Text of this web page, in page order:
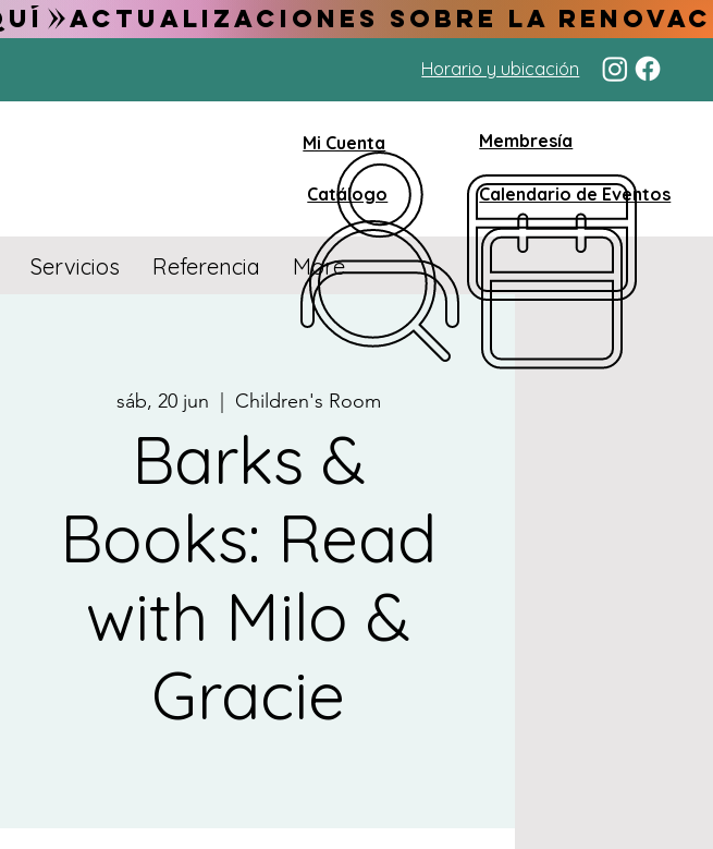
Horario y ubicación
Mi Cuenta
Catálogo
Membresía
Calendario de Eventos
Servicios Referencia More
sáb, 20 jun Children's Room
Barks &
Books: Read
with Milo &
Gracie